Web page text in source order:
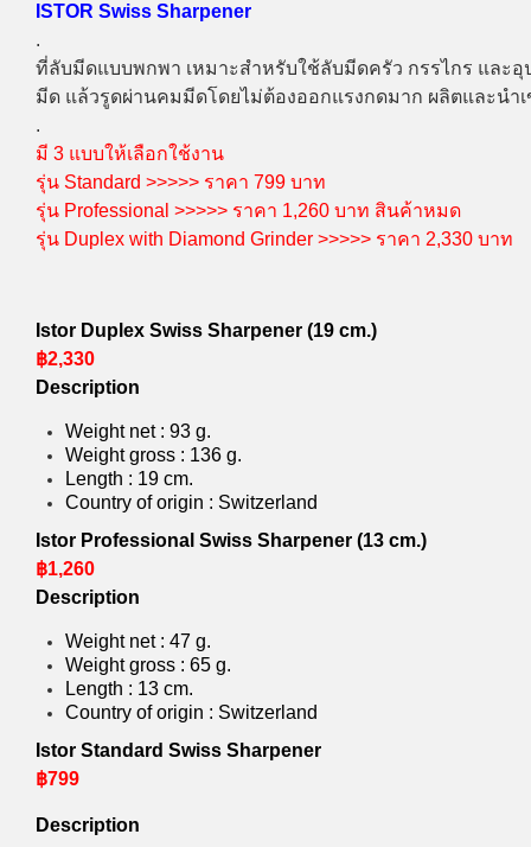
ISTOR Swiss Sharpener
.
ที่ลับมีดแบบพกพา เหมาะสำหรับใช้ลับมีดครัว กรรไกร และ
มีด แล้วรูดผ่านคมมีดโดยไม่ต้องออกแรงกดมาก ผลิตและนำเ
.
มี 3 แบบให้เลือกใช้งาน
รุ่น Standard >>>>> ราคา 799 บาท
รุ่น Professional >>>>> ราคา 1,260 บาท สินค้าหมด
รุ่น Duplex with Diamond Grinder >>>>> ราคา 2,330 บาท
Istor Duplex Swiss Sharpener (19 cm.)
฿2,330
Description
Weight net : 93 g.
Weight gross : 136 g.
Length : 19 cm.
Country of origin : Switzerland
Istor Professional Swiss Sharpener (13 cm.)
฿1,260
Description
Weight net : 47 g.
Weight gross : 65 g.
Length : 13 cm.
Country of origin : Switzerland
Istor Standard Swiss Sharpener
฿799
Description